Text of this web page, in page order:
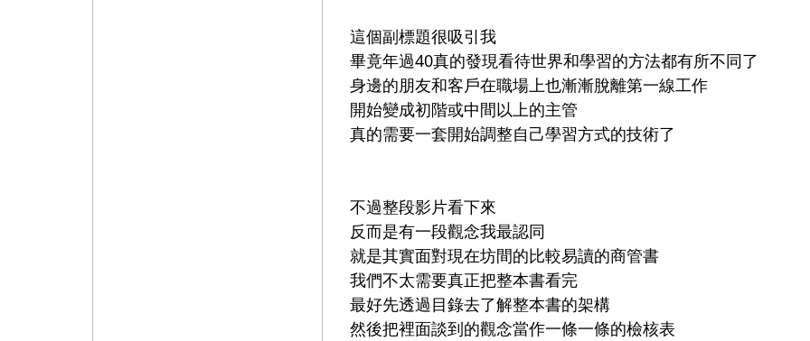
這個副標題很吸引我
畢竟年過40真的發現看待世界和學習的方法都有所不同了
身邊的朋友和客戶在職場上也漸漸脫離第一線工作
開始變成初階或中間以上的主管
真的需要一套開始調整自己學習方式的技術了
不過整段影片看下來
反而是有一段觀念我最認同
就是其實面對現在坊間的比較易讀的商管書
我們不太需要真正把整本書看完
最好先透過目錄去了解整本書的架構
然後把裡面談到的觀念當作一條一條的檢核表